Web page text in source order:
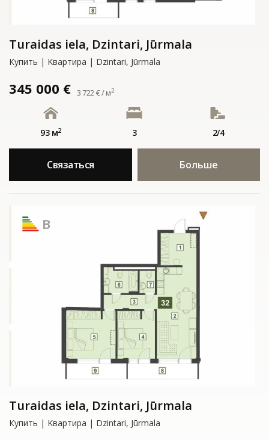
Turaidas iela, Dzintari, Jūrmala
Купить | Kвартирa | Dzintari, Jūrmala
345 000 € 3 722 € / м2
93 м2 3 2/4
Связаться Больше
B
Turaidas iela, Dzintari, Jūrmala
Купить | Kвартирa | Dzintari, Jūrmala